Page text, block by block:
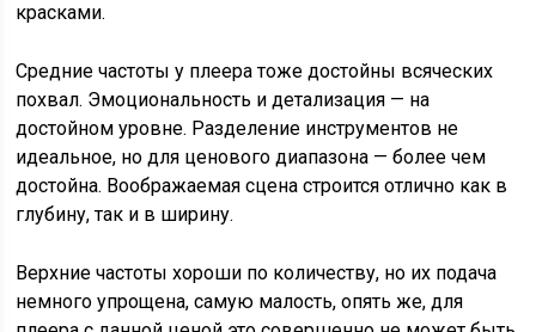
красками.
Средние частоты у плеера тоже достойны всяческих
похвал. Эмоциональность и детализация — на
достойном уровне. Разделение инструментов не
идеальное, но для ценового диапазона — более чем
достойна. Воображаемая сцена строится отлично как в
глубину, так и в ширину.
Верхние частоты хороши по количеству, но их подача
немного упрощена, самую малость, опять же, для